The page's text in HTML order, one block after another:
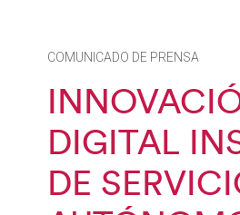
COMUNICADO DE PRENSA
DIGITAL
DE